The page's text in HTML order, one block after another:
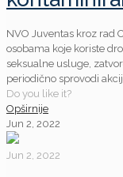
NVO Juventas kroz rad
osobama koje koriste
seksualne usluge,
periodično sprovodi
Do you like it?
Opširnije
Jun 2, 2022
Jun 2, 2022